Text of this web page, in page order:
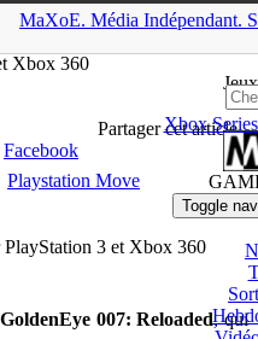
MaXoE. Média Indépendant.
Jeux
Xbox
Toggle
Xbox 360
Partager cet article
Facebook
Playstation Move
3 et Xbox 360
GoldenEye 007: Reloaded, qui